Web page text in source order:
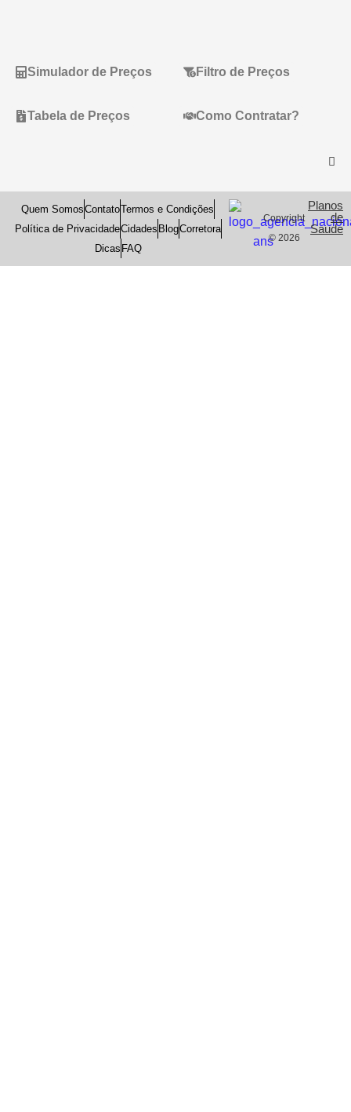
Simulador de Preços Filtro de Preços
Tabela de Preços Como Contratar?
Quem SomosContatoTermos e Condições
Política de PrivacidadeCidades BlogCorretora
Dicas FAQ
Copyright
© 2026
Planos
de
Saude